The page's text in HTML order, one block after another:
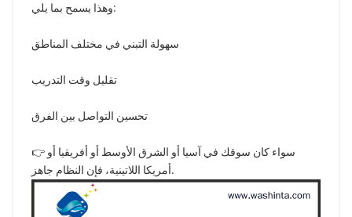
وهذا يسمح بما يلي:
سهولة التبني في مختلف المناطق
تقليل وقت التدريب
تحسين التواصل بين الفرق
👉 سواء كان سوقك في آسيا أو الشرق الأوسط أو أفريقيا أو
أمريكا اللاتينية، فإن النظام جاهز.